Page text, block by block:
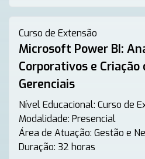
Curso de Extensão
Microsoft Power BI:
Corporativos e Criação
Gerenciais
Nível Educacional: Curso de
Modalidade: Presencial
Área de Atuação: Gestão e
Duração: 32 horas